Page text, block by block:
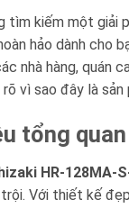
tìm kiếm một giải
hảo dành cho
nhà hàng, quán
rõ vì sao đây là
tổng
HR-128MA-
Với thiết kế